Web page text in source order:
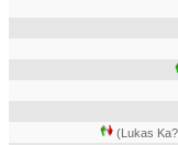
(Lukas